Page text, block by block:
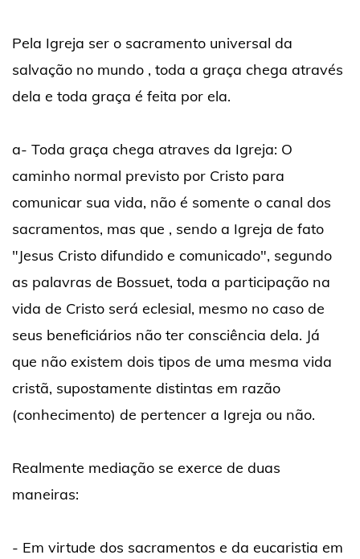
Pela Igreja ser o sacramento universal da
salvação no mundo , toda a graça chega através
dela e toda graça é feita por ela.
a- Toda graça chega atraves da Igreja: O
caminho normal previsto por Cristo para
comunicar sua vida, não é somente o canal dos
sacramentos, mas que , sendo a Igreja de fato
"Jesus Cristo difundido e comunicado", segundo
as palavras de Bossuet, toda a participação na
vida de Cristo será eclesial, mesmo no caso de
seus beneficiários não ter consciência dela. Já
que não existem dois tipos de uma mesma vida
cristã, supostamente distintas em razão
(conhecimento) de pertencer a Igreja ou não.
Realmente mediação se exerce de duas
maneiras:
- Em virtude dos sacramentos e da eucaristia em